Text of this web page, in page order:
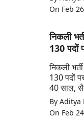
On Feb
निकली
130 पदों
निकली
130 पदों
40 साल,
By Aditya
On Feb